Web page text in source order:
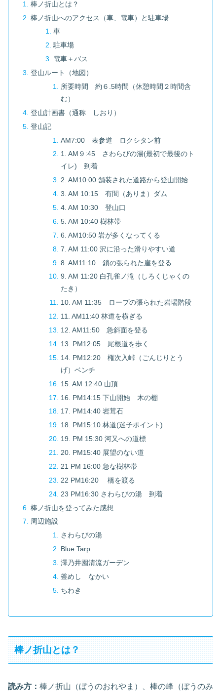
棒ノ折山とは？
棒ノ折山へのアクセス（車、電車）と駐車場
車
駐車場
電車＋バス
登山ルート（地図）
所要時間 約６.5時間（休憩時間２時間含
む）
登山計画書（通称 しおり）
登山記
AM7:00 表参道 ロクシタン前
1. AM９:45 さわらびの湯(最初で最後のト
イレ) 到着
2. AM10:00 舗装された道路から登山開始
3. AM 10:15 有間（ありま）ダム
4. AM 10:30 登山口
5. AM 10:40 樹林帯
6. AM10:50 岩が多くなってくる
7. AM 11:00 沢に沿った滑りやすい道
8. AM11:10 鎖の張られた崖を登る
9. AM 11:20 白孔雀ノ滝（しろくじゃくの
たき）
10. AM 11:35 ロープの張られた岩場階段
11. AM11:40 林道を横ぎる
12. AM11:50 急斜面を登る
13. PM12:05 尾根道を歩く
14. PM12:20 権次入峠（ごんじりとう
げ）ベンチ
15. AM 12:40 山頂
16. PM14:15 下山開始 木の棚
17. PM14:40 岩茸石
18. PM15:10 林道(迷子ポイント)
19. PM 15:30 河又への道標
20. PM15:40 展望のない道
21 PM 16:00 急な樹林帯
22 PM16:20 橋を渡る
23 PM16:30 さわらびの湯 到着
棒ノ折山を登ってみた感想
周辺施設
さわらびの湯
Blue Tarp
澤乃井園清流ガーデン
釜めし なかい
ちわき
棒ノ折山とは？
読み方： 棒ノ折山（ぼうのおれやま）、棒の峰（ぼうのみ